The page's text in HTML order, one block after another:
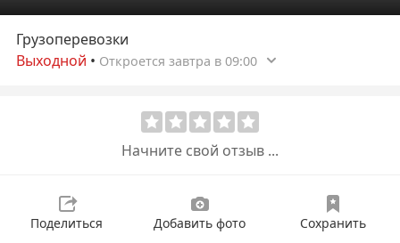
Грузоперевозки
Выходной • Откроется завтра в 09:00
Начните свой отзыв ...
Поделиться Добавить фото Сохранить